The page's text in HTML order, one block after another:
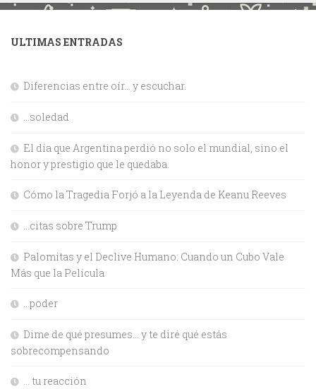
ULTIMAS ENTRADAS
Diferencias entre oír… y escuchar.
…soledad
El día que Argentina perdió no solo el mundial, sino el
honor y prestigio que le quedaba.
Cómo la Tragedia Forjó a la Leyenda de Keanu Reeves
…citas sobre Trump
Palomitas y el Declive Humano: Cuando un Cubo Vale
Más que la Película
…poder
Dime de qué presumes… y te diré qué estás
sobrecompensando
… tu reacción